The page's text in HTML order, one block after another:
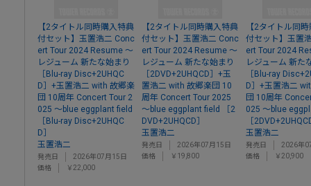
【2タイトル同時購入特典
付セット】玉置浩二 Conc
ert Tour 2024 Resume ～
レジューム 新たな始まり
［Blu-ray Disc+2UHQC
D］+玉置浩二 with 故郷楽
団 10周年 Concert Tour 2
025 ～blue eggplant field
［Blu-ray Disc+2UHQC
D］
玉置浩二
発売日
2026年07月15日
価格
￥22,000
【2タイトル同時購入特典
付セット】玉置浩二 Conc
ert Tour 2024 Resume ～
レジューム 新たな始まり
［2DVD+2UHQCD］+玉
置浩二 with 故郷楽団 10
周年 Concert Tour 2025
～blue eggplant field ［2
DVD+2UHQCD］
玉置浩二
発売日
2026年07月15日
価格
￥19,800
【2タイトル同
付セット】玉置
ert Tour 2024
レジューム 新た
［Blu-ray
D］+玉置浩二
団 10周年
025 ～blue
［
玉置浩二
発売日
2026年
価格
￥20,900